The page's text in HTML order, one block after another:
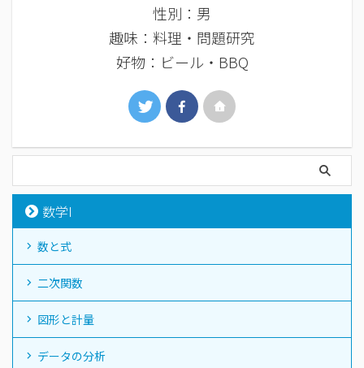
性別：男
趣味：料理・問題研究
好物：ビール・BBQ
数学I
数と式
二次関数
図形と計量
データの分析